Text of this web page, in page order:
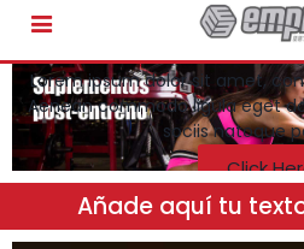
Banner
Lorem ipsum dolor sit amet,
Aenean commodo ligula eget
sociis natoque
Click
Añade aquí tu